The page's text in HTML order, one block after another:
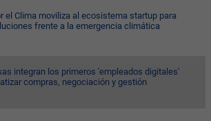
el Clima moviliza al ecosistema startup para
frente a la emergencia climática
integran los primeros 'empleados digitales'
compras, negociación y gestión